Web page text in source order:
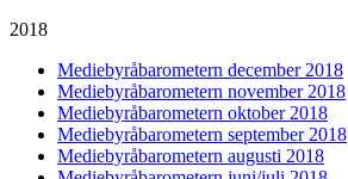
2018
Mediebyråbarometern december 2018
Mediebyråbarometern november 2018
Mediebyråbarometern oktober 2018
Mediebyråbarometern september 2018
Mediebyråbarometern augusti 2018